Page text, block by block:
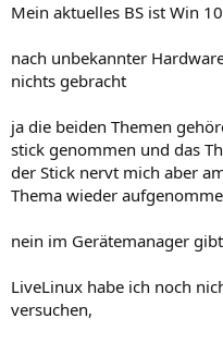
Mein aktuelles BS ist Win
nach unbekannter
nichts gebracht
ja die beiden Themen
stick genommen und das
der Stick nervt mich aber
Thema wieder
nein im Gerätemanager
LiveLinux habe ich noch
versuchen,